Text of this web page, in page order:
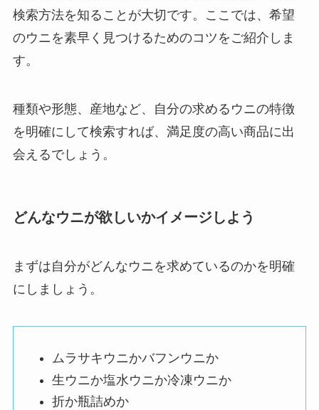
検索方法を知ることが大切です。ここでは、希望
のウニを素早く見つけるためのコツをご紹介しま
す。
種類や形態、産地など、自分の求めるウニの特徴
を明確にして検索すれば、満足度の高い商品に出
会えるでしょう。
どんなウニが欲しいかイメージしよう
まずは自分がどんなウニを求めているのかを明確
にしましょう。
ムラサキウニかバフンウニか
生ウニか塩水ウニか冷凍ウニか
折か瓶詰めか